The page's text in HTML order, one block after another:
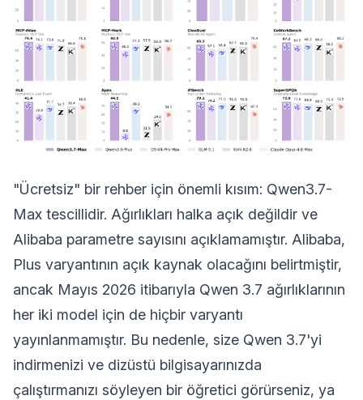
"Ücretsiz" bir rehber için önemli kısım: Qwen3.7-
Max tescillidir. Ağırlıkları halka açık değildir ve
Alibaba parametre sayısını açıklamamıştır. Alibaba,
Plus varyantının açık kaynak olacağını belirtmiştir,
ancak Mayıs 2026 itibarıyla Qwen 3.7 ağırlıklarının
her iki model için de hiçbir varyantı
yayınlanmamıştır. Bu nedenle, size Qwen 3.7'yi
indirmenizi ve dizüstü bilgisayarınızda
çalıştırmanızı söyleyen bir öğretici görürseniz, ya